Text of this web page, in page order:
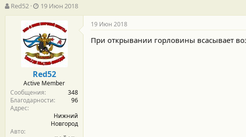
А
в
Red52
Д
а
т
а
н
а
ч
а
л
а
19 Июн 2018
Red52
Active Member
Сообщения
348
Благодарности
96
Адрес
Нижний
Новгород
Авто
19 Июн 2018
При открывании горловины всасывает